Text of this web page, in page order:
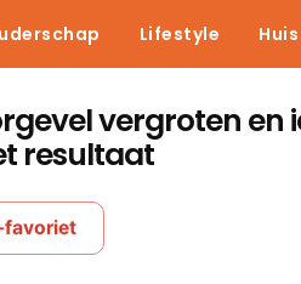
Lifestyle
vergroten en
resultaat
favoriet